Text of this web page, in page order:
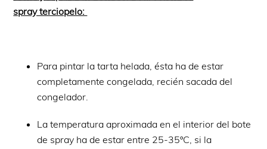
spray terciopelo:
Para pintar la tarta helada, ésta ha de estar
completamente congelada, recién sacada del
congelador.
La temperatura aproximada en el interior del bote
de spray ha de estar entre 25-35ºC, si la